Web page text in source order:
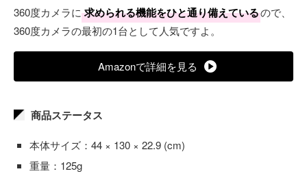
360度カメラに 求められる機能をひと通り備えているので、
360度カメラの最初の1台として人気ですよ。
Amazonで詳細を見る
商品ステータス
本体サイズ：44 × 130 × 22.9 (cm)
重量：125g